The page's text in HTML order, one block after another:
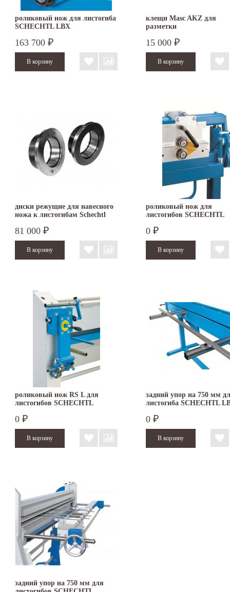
роликовый нож для листогиба
SCHECHTL LBX
163 700 ₽
клещи Masc AKZ для
разметки
15 000 ₽
диски режущие для навесного
ножа к листогибам Schechtl
81 000 ₽
роликовый нож для
листогибов SCHECHTL
0 ₽
роликовый нож RS L для
листогибов SCHECHTL
0 ₽
задний упор на 750 мм
листогиба SCHECHTL
0 ₽
задний упор на 750 мм для